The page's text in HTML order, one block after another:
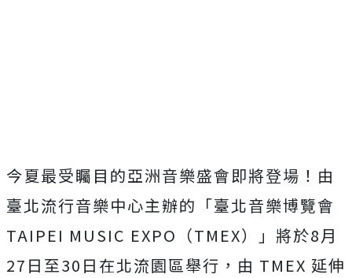
今夏最受矚目的亞洲音樂盛會即將登場！由
臺北流行音樂中心主辦的「臺北音樂博覽會
TAIPEI MUSIC EXPO（TMEX）」將於8月
27日至30日在北流園區舉行，由 TMEX 延伸